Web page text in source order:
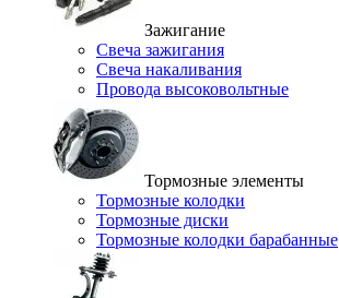
Зажигание
Свеча зажигания
Свеча накаливания
Провода высоковольтные
Тормозные элементы
Тормозные колодки
Тормозные диски
Тормозные колодки барабанные